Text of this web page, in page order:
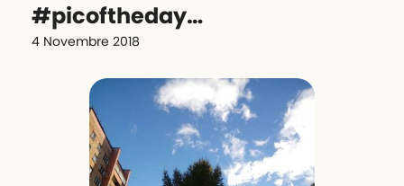
#picoftheday…
4 Novembre 2018